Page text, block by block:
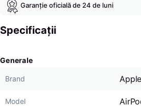
Garanție oficială de 24 de luni
Specificații
Generale
Brand Apple
Model